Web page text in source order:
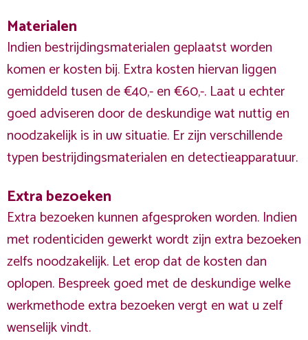
Materialen
Indien bestrijdingsmaterialen geplaatst worden
komen er kosten bij. Extra kosten hiervan liggen
gemiddeld tusen de €40,- en €60,-. Laat u echter
goed adviseren door de deskundige wat nuttig en
noodzakelijk is in uw situatie. Er zijn verschillende
typen bestrijdingsmaterialen en detectieapparatuur.
Extra bezoeken
Extra bezoeken kunnen afgesproken worden. Indien
met rodenticiden gewerkt wordt zijn extra bezoeken
zelfs noodzakelijk. Let erop dat de kosten dan
oplopen. Bespreek goed met de deskundige welke
werkmethode extra bezoeken vergt en wat u zelf
wenselijk vindt.